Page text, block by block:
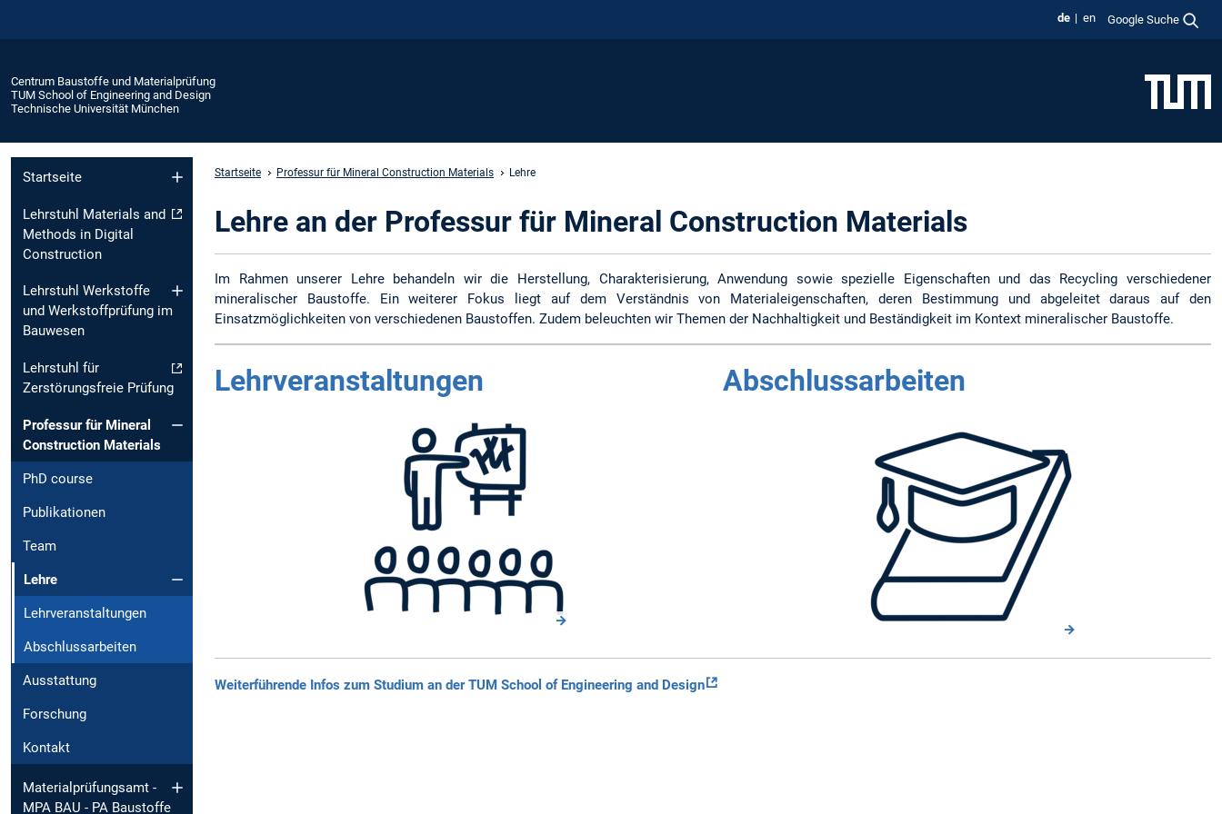
de en Google Suche
Centrum Baustoffe und Materialprüfung
TUM School of Engineering and Design
Technische Universität München
Startseite
Lehrstuhl Materials and
Methods in Digital
Construction
Lehrstuhl Werkstoffe
und Werkstoffprüfung im
Bauwesen
Lehrstuhl für
Zerstörungsfreie Prüfung
Professur für Mineral
Construction Materials
PhD course
Publikationen
Team
Lehre
Lehrveranstaltungen
Abschlussarbeiten
Ausstattung
Forschung
Kontakt
Materialprüfungsamt -
MPA BAU - PA Baustoffe
Startseite Professur für Mineral Construction Materials Lehre
Lehre an der Professur für Mineral Construction Materials
Im Rahmen unserer Lehre behandeln wir die Herstellung, Charakterisierung, Anwendung sowie spezielle Eigenschaften und das Recycling verschiedener
mineralischer Baustoffe. Ein weiterer Fokus liegt auf dem Verständnis von Materialeigenschaften, deren Bestimmung und abgeleitet daraus auf den
Einsatzmöglichkeiten von verschiedenen Baustoffen. Zudem beleuchten wir Themen der Nachhaltigkeit und Beständigkeit im Kontext mineralischer Baustoffe.
Lehrveranstaltungen Abschlussarbeiten
Weiterführende Infos zum Studium an der TUM School of Engineering and Design